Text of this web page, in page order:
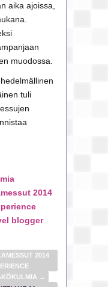
aika ajoissa,
muodossa.
tuli
2014
blogger
2014
→